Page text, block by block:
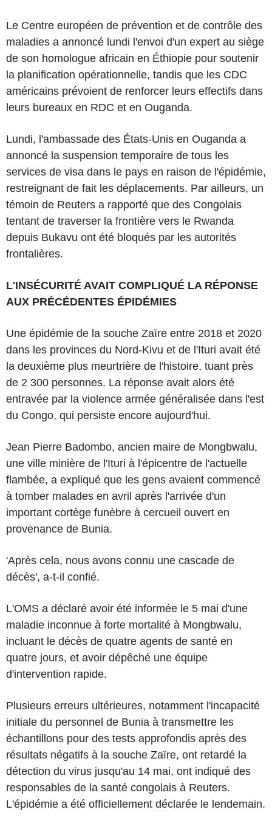
Le Centre européen de prévention et de contrôle des
maladies a annoncé lundi l'envoi d'un expert au siège
de son homologue africain en Éthiopie pour soutenir
la planification opérationnelle, tandis que les CDC
américains prévoient de renforcer leurs effectifs dans
leurs bureaux en RDC et en Ouganda.
Lundi, l'ambassade des États-Unis en Ouganda a
annoncé la suspension temporaire de tous les
services de visa dans le pays en raison de l'épidémie,
restreignant de fait les déplacements. Par ailleurs, un
témoin de Reuters a rapporté que des Congolais
tentant de traverser la frontière vers le Rwanda
depuis Bukavu ont été bloqués par les autorités
frontalières.
L'INSÉCURITÉ AVAIT COMPLIQUÉ LA RÉPONSE
AUX PRÉCÉDENTES ÉPIDÉMIES
Une épidémie de la souche Zaïre entre 2018 et 2020
dans les provinces du Nord-Kivu et de l'Ituri avait été
la deuxième plus meurtrière de l'histoire, tuant près
de 2 300 personnes. La réponse avait alors été
entravée par la violence armée généralisée dans l'est
du Congo, qui persiste encore aujourd'hui.
Jean Pierre Badombo, ancien maire de Mongbwalu,
une ville minière de l'Ituri à l'épicentre de l'actuelle
flambée, a expliqué que les gens avaient commencé
à tomber malades en avril après l'arrivée d'un
important cortège funèbre à cercueil ouvert en
provenance de Bunia.
'Après cela, nous avons connu une cascade de
décès', a-t-il confié.
L'OMS a déclaré avoir été informée le 5 mai d'une
maladie inconnue à forte mortalité à Mongbwalu,
incluant le décès de quatre agents de santé en
quatre jours, et avoir dépêché une équipe
d'intervention rapide.
Plusieurs erreurs ultérieures, notamment l'incapacité
initiale du personnel de Bunia à transmettre les
échantillons pour des tests approfondis après des
résultats négatifs à la souche Zaïre, ont retardé la
détection du virus jusqu'au 14 mai, ont indiqué des
responsables de la santé congolais à Reuters.
L'épidémie a été officiellement déclarée le lendemain.